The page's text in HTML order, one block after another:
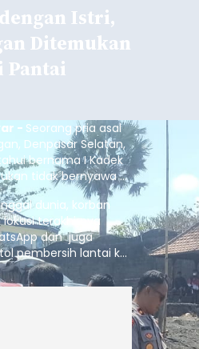
Istri,
Ditemukan
Pantai
- Seorang pria asal
Denpasar Selatan,
bernama I Kadek
tidak bernyawa di
dunia, korban
terakhirnya
dan juga
pembersih lantai ke